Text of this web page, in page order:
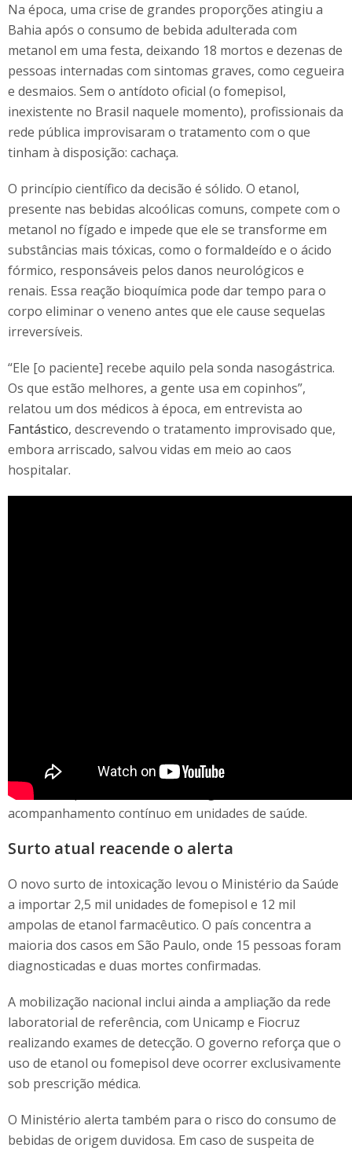
Na época, uma crise de grandes proporções atingiu a
Bahia após o consumo de bebida adulterada com
metanol em uma festa, deixando 18 mortos e dezenas de
pessoas internadas com sintomas graves, como cegueira
e desmaios. Sem o antídoto oficial (o fomepisol,
inexistente no Brasil naquele momento), profissionais da
rede pública improvisaram o tratamento com o que
tinham à disposição: cachaça.
O princípio científico da decisão é sólido. O etanol,
presente nas bebidas alcoólicas comuns, compete com o
metanol no fígado e impede que ele se transforme em
substâncias mais tóxicas, como o formaldeído e o ácido
fórmico, responsáveis pelos danos neurológicos e
renais. Essa reação bioquímica pode dar tempo para o
corpo eliminar o veneno antes que ele cause sequelas
irreversíveis.
“Ele [o paciente] recebe aquilo pela sonda nasogástrica.
Os que estão melhores, a gente usa em copinhos”,
relatou um dos médicos à época, em entrevista ao
Fantástico, descrevendo o tratamento improvisado que,
embora arriscado, salvou vidas em meio ao caos
hospitalar.
o fomepisol não está disponível. A diferença é que hoje o
método é aplicado com controle rigoroso de dose e
acompanhamento contínuo em unidades de saúde.
Surto atual reacende o alerta
O novo surto de intoxicação levou o Ministério da Saúde
a importar 2,5 mil unidades de fomepisol e 12 mil
ampolas de etanol farmacêutico. O país concentra a
maioria dos casos em São Paulo, onde 15 pessoas foram
diagnosticadas e duas mortes confirmadas.
A mobilização nacional inclui ainda a ampliação da rede
laboratorial de referência, com Unicamp e Fiocruz
realizando exames de detecção. O governo reforça que o
uso de etanol ou fomepisol deve ocorrer exclusivamente
sob prescrição médica.
O Ministério alerta também para o risco do consumo de
bebidas de origem duvidosa. Em caso de suspeita de